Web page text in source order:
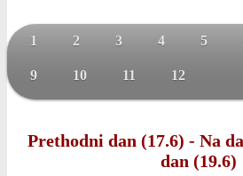
1 2 3 4 5
9 10 11 12
Prethodni dan (17.6) - Na
dan (19.6)